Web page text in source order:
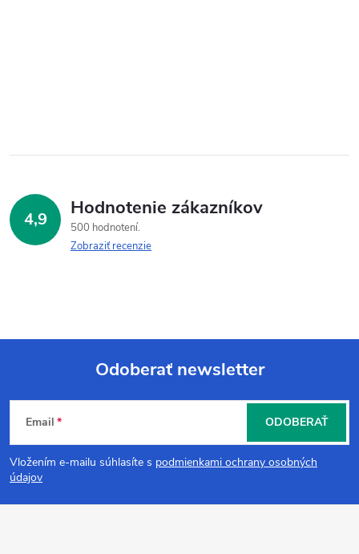
4,9 Hodnotenie zákazníkov
500 hodnotení
Zobraziť recenzie
Z
á
p
Odoberať newsletter
Email
Vložením e-mailu súhlasíte s podmienkami ochrany osobných
údajov
ODOBERAŤ